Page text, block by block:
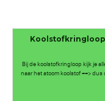
Koolstofkringloop
Bij de koolstofkringloop kijk je
naar het atoom koolstof ==> dus